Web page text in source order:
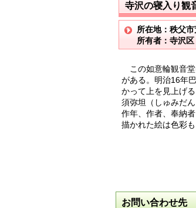
寺沢の寝入り観
所在地：秩父
所有者：寺沢区
この如意輪観音堂
がある。明治16年
かって上を見上げ
須弥坦（しゅみだ
作年、作者、奉納
描かれた絵は色彩も
お問い合わせ先